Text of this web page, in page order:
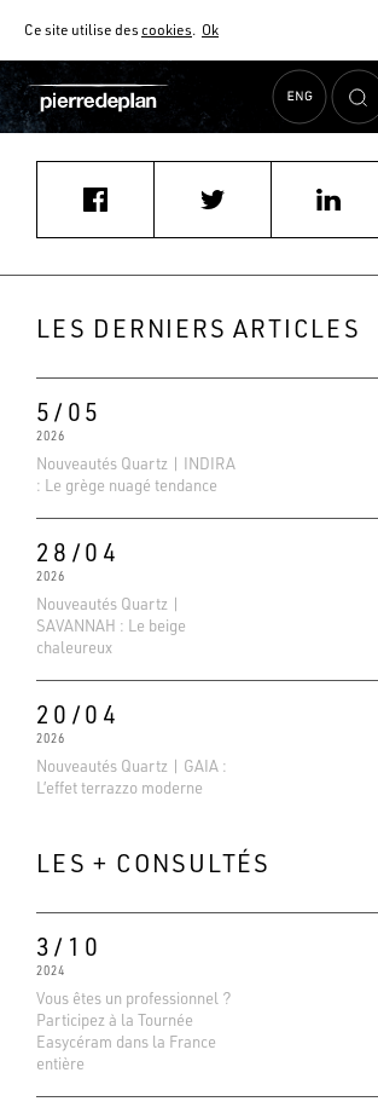
Ce site utilise descookies. Ok
AIDE AU CHOIX
Accueil Actualités karibou510@hotmail.com
LES DERNIERS ARTICLES
5/05
2026
Nouveautés Quartz | INDIRA
: Le grège nuagé tendance
28/04
2026
Nouveautés Quartz |
SAVANNAH : Le beige
chaleureux
20/04
2026
Nouveautés Quartz | GAIA :
L’effet terrazzo moderne
LES + CONSULTÉS
3/10
2024
Vous êtes un professionnel ?
Participez à la Tournée
Easycéram dans la France
entière